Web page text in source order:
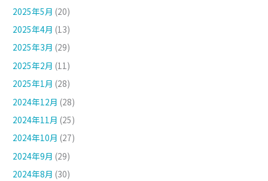
2025年5月 (20)
2025年4月 (13)
2025年3月 (29)
2025年2月 (11)
2025年1月 (28)
2024年12月 (28)
2024年11月 (25)
2024年10月 (27)
2024年9月 (29)
2024年8月 (30)